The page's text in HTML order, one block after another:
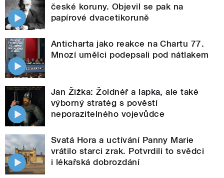
české koruny. Objevil se pak na
papírové dvacetikoruně
Anticharta jako reakce na Chartu 77.
Mnozí umělci podepsali pod nátlakem
Jan Žižka: Žoldnéř a lapka, ale také
výborný stratég s pověstí
neporazitelného vojevůdce
Svatá Hora a uctívání Panny Marie
vrátilo starci zrak. Potvrdili to svědci
i lékařská dobrozdání